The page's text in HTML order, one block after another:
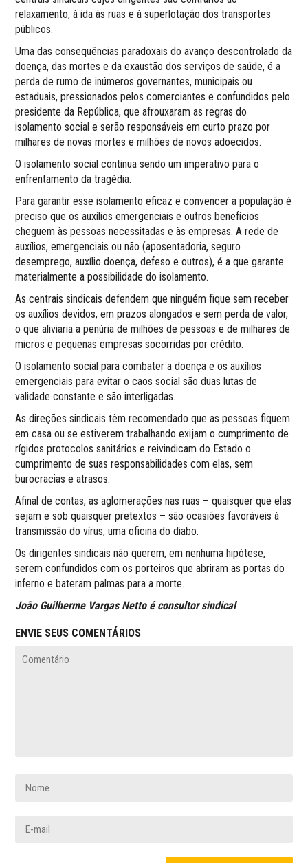
relaxamento, à ida às ruas e à superlotação dos transportes
públicos.
Uma das consequências paradoxais do avanço descontrolado da
doença, das mortes e da exaustão dos serviços de saúde, é a
perda de rumo de inúmeros governantes, municipais ou
estaduais, pressionados pelos comerciantes e confundidos pelo
presidente da República, que afrouxaram as regras do
isolamento social e serão responsáveis em curto prazo por
milhares de novas mortes e milhões de novos adoecidos.
O isolamento social continua sendo um imperativo para o
enfrentamento da tragédia.
Para garantir esse isolamento eficaz e convencer a população é
preciso que os auxílios emergenciais e outros benefícios
cheguem às pessoas necessitadas e às empresas. A rede de
auxílios, emergenciais ou não (aposentadoria, seguro
desemprego, auxílio doença, defeso e outros), é a que garante
materialmente a possibilidade do isolamento.
As centrais sindicais defendem que ninguém fique sem receber
os auxílios devidos, em prazos alongados e sem perda de valor,
o que aliviaria a penúria de milhões de pessoas e de milhares de
micros e pequenas empresas socorridas por crédito.
O isolamento social para combater a doença e os auxílios
emergenciais para evitar o caos social são duas lutas de
validade constante e são interligadas.
As direções sindicais têm recomendado que as pessoas fiquem
em casa ou se estiverem trabalhando exijam o cumprimento de
rígidos protocolos sanitários e reivindicam do Estado o
cumprimento de suas responsabilidades com elas, sem
burocracias e atrasos.
Afinal de contas, as aglomerações nas ruas – quaisquer que elas
sejam e sob quaisquer pretextos – são ocasiões favoráveis à
transmissão do vírus, uma oficina do diabo.
Os dirigentes sindicais não querem, em nenhuma hipótese,
serem confundidos com os porteiros que abriram as portas do
inferno e bateram palmas para a morte.
João Guilherme Vargas Netto é consultor sindical
ENVIE SEUS COMENTÁRIOS